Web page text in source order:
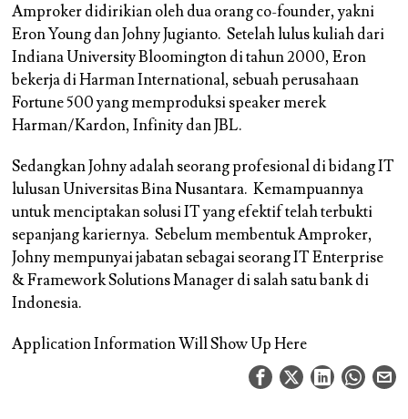
Amproker didirikian oleh dua orang co-founder, yakni
Eron Young dan Johny Jugianto. Setelah lulus kuliah dari
Indiana University Bloomington di tahun 2000, Eron
bekerja di Harman International, sebuah perusahaan
Fortune 500 yang memproduksi speaker merek
Harman/Kardon, Infinity dan JBL.
Sedangkan Johny adalah seorang profesional di bidang IT
lulusan Universitas Bina Nusantara. Kemampuannya
untuk menciptakan solusi IT yang efektif telah terbukti
sepanjang kariernya. Sebelum membentuk Amproker,
Johny mempunyai jabatan sebagai seorang IT Enterprise
& Framework Solutions Manager di salah satu bank di
Indonesia.
Application Information Will Show Up Here